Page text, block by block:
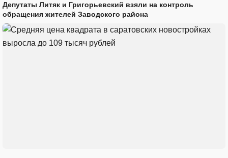
Депутаты Литяк и Григорьевский взяли на контроль
обращения жителей Заводского района